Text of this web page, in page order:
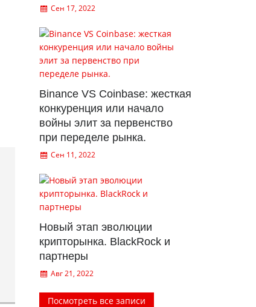
Сен 17, 2022
Binance VS Coinbase: жесткая
конкуренция или начало
войны элит за первенство
при переделе рынка.
Сен 11, 2022
Новый этап эволюции
крипторынка. BlackRock и
партнеры
Авг 21, 2022
Посмотреть все записи